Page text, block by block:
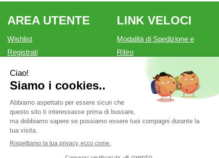
AREA UTENTE
Wishlist
Registrati
Contatti
LINK VELOCI
Modalità di Spedizione e
Ritiro
Informativa privacy
Condizioni di vendita
Farmacia Outlet è un marchio di Farmacia Belforte Snc.
P.Iva: 02550810200 cod. fiscale: 02550810200 REA: MN-
262276